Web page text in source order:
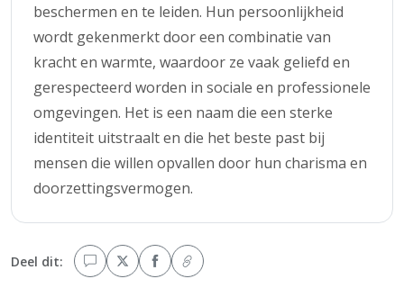
beschermen en te leiden. Hun persoonlijkheid
wordt gekenmerkt door een combinatie van
kracht en warmte, waardoor ze vaak geliefd en
gerespecteerd worden in sociale en professionele
omgevingen. Het is een naam die een sterke
identiteit uitstraalt en die het beste past bij
mensen die willen opvallen door hun charisma en
doorzettingsvermogen.
Deel dit: